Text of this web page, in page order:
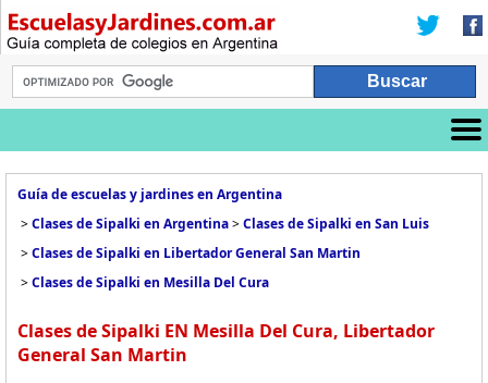
Guía de escuelas y jardines en Argentina
>Clases de Sipalki en Argentina>Clases de Sipalki en San Luis
>Clases de Sipalki en Libertador General San Martin
>Clases de Sipalki en Mesilla Del Cura
Clases de Sipalki EN Mesilla Del Cura, Libertador
General San Martin